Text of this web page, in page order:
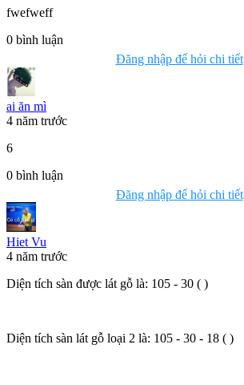
fwefweff
0 bình luận
Đăng nhập để hỏi chi tiết
ai ăn mì
4 năm trước
6
0 bình luận
Đăng nhập để hỏi chi tiết
Hiet Vu
4 năm trước
Diện tích sàn được lát gỗ là: 105 - 30 ( )
Diện tích sàn lát gỗ loại 2 là: 105 - 30 - 18 ( )